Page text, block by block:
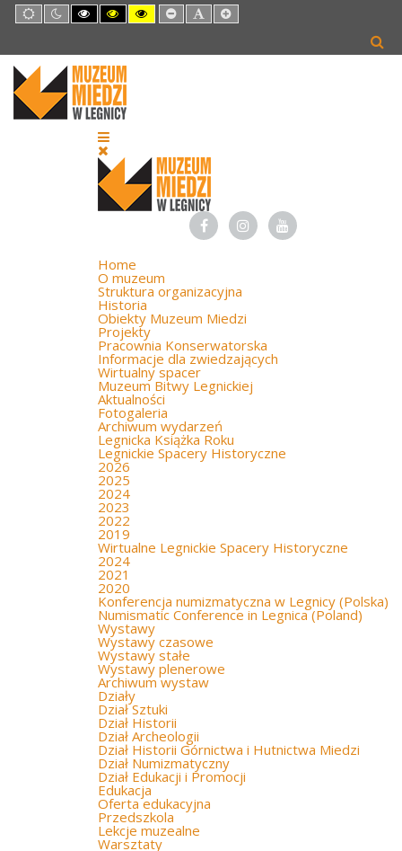
Default
mode
Night
mode
High
Contrast
mode
High
Contrast
mode
High
Contrast
mode
Set
Smaller
Set
Default
Set
Larger
Home
O muzeum
Struktura organizacyjna
Historia
Obiekty Muzeum Miedzi
Projekty
Pracownia Konserwatorska
Informacje dla zwiedzających
Wirtualny spacer
Muzeum Bitwy Legnickiej
Aktualności
Fotogaleria
Archiwum wydarzeń
Legnicka Książka Roku
Legnickie Spacery Historyczne
2026
2025
2024
2023
2022
2019
Wirtualne Legnickie Spacery Historyczne
2024
2021
2020
Konferencja numizmatyczna w Legnicy (Polska)
Numismatic Conference in Legnica (Poland)
Wystawy
Wystawy czasowe
Wystawy stałe
Wystawy plenerowe
Archiwum wystaw
Działy
Dział Sztuki
Dział Historii
Dział Archeologii
Dział Historii Górnictwa i Hutnictwa Miedzi
Dział Numizmatyczny
Dział Edukacji i Promocji
Edukacja
Oferta edukacyjna
Przedszkola
Lekcje muzealne
Warsztaty